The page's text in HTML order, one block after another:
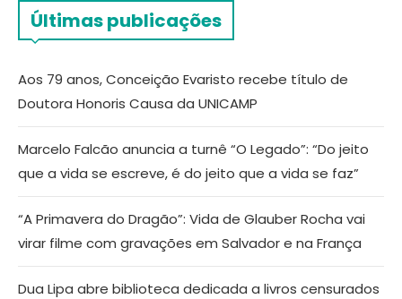
Últimas publicações
Aos 79 anos, Conceição Evaristo recebe título de
Doutora Honoris Causa da UNICAMP
Marcelo Falcão anuncia a turnê “O Legado”: “Do jeito
que a vida se escreve, é do jeito que a vida se faz”
“A Primavera do Dragão”: Vida de Glauber Rocha vai
virar filme com gravações em Salvador e na França
Dua Lipa abre biblioteca dedicada a livros censurados